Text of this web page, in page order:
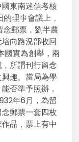
東南迷信考核
的理事會議上，
念郵票，劉半農
向路況部收回
國實為創舉，兩
所謂刊行留念
趣。當局為學
否準予照辦，
年6月，為留
郵票一套四枚
品，票上有中